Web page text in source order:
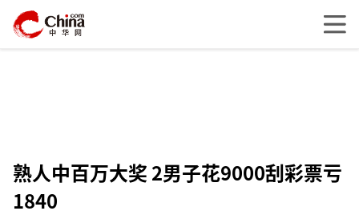
熟人中百万大奖 2男子花9000刮彩票亏
1840